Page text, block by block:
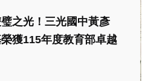
之光！三光國中黃彥
獲115年度教育部卓越